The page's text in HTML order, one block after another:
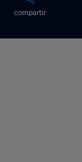
compartir